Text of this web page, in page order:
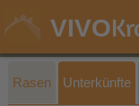
VIVO
Rasen Unterkünfte